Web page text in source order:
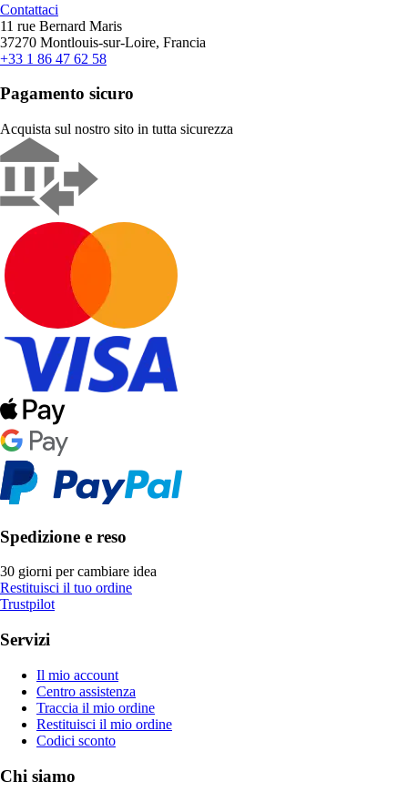
Contattaci
11 rue Bernard Maris
37270 Montlouis-sur-Loire, Francia
+33 1 86 47 62 58
Pagamento sicuro
Acquista sul nostro sito in tutta sicurezza
Spedizione e reso
30 giorni per cambiare idea
Restituisci il tuo ordine
Trustpilot
Servizi
Il mio account
Centro assistenza
Traccia il mio ordine
Restituisci il mio ordine
Codici sconto
Chi siamo